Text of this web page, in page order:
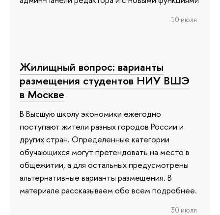
10 июля
Жилищный вопрос: варианты
размещения студентов НИУ ВШЭ
в Москве
В Высшую школу экономики ежегодно
поступают жители разных городов России и
других стран. Определенные категории
обучающихся могут претендовать на место в
общежитии, а для остальных предусмотрены
альтернативные варианты размещения. В
материале рассказываем обо всем подробнее.
30 июля